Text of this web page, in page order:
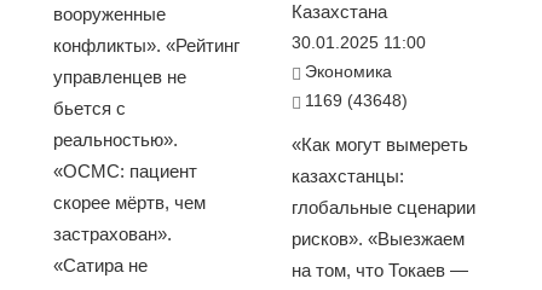
вооруженные
конфликты». «Рейтинг
управленцев не
бьется с
реальностью».
«ОСМС: пациент
скорее мёртв, чем
застрахован».
«Сатира не
Казахстана
30.01.2025 11:00
Экономика
1169 (43648)
«Как могут вымереть
казахстанцы:
глобальные сценарии
рисков». «Выезжаем
на том, что Токаев —